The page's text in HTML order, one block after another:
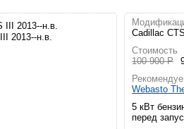
2013--н.в.
Cadillac
Стоимость
100 900 Р
Webasto
5 кВт
перед